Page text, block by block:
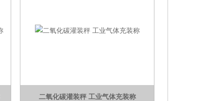
二氧化碳灌装秤 工业气体充装称